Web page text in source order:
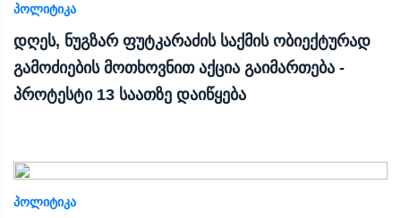
ᲞᲝᲚᲘᲢᲘᲙᲐ
დღეს, ნუგზარ ფუტკარაძის საქმის ობიექტურად
გამოძიების მოთხოვნით აქცია გაიმართება -
პროტესტი 13 საათზე დაიწყება
ᲞᲝᲚᲘᲢᲘᲙᲐ